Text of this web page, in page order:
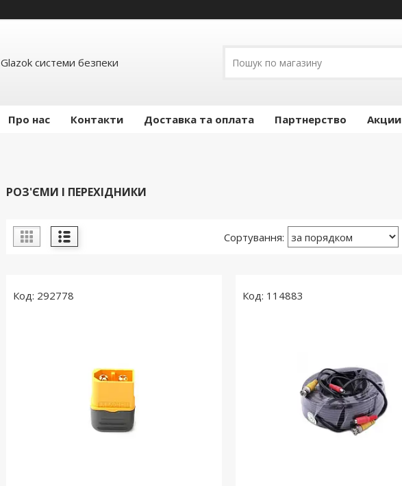
Glazok системи безпеки
Про нас Контакти Доставка та оплата Партнерство Акции
РОЗ'ЄМИ І ПЕРЕХІДНИКИ
292778 114883